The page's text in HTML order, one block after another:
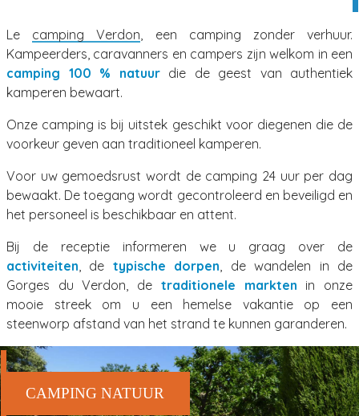
Le camping Verdon, een camping zonder verhuur.
Kampeerders, caravanners en campers zijn welkom in een
camping 100 % natuurdie de geest van authentiek
kamperen bewaart.
Onze camping is bij uitstek geschikt voor diegenen die de
voorkeur geven aan traditioneel kamperen.
Voor uw gemoedsrust wordt de camping 24 uur per dag
bewaakt. De toegang wordt gecontroleerd en beveiligd en
het personeel is beschikbaar en attent.
Bij de receptie informeren we u graag over de
activiteiten, de typische dorpen, de wandelen in de
Gorges du Verdon, de traditionele markten in onze
mooie streek om u een hemelse vakantie op een
steenworp afstand van het strand te kunnen garanderen.
CAMPING NATUUR